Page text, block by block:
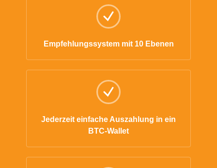
Empfehlungssystem mit 10 Ebenen
Jederzeit einfache Auszahlung in ein
BTC-Wallet